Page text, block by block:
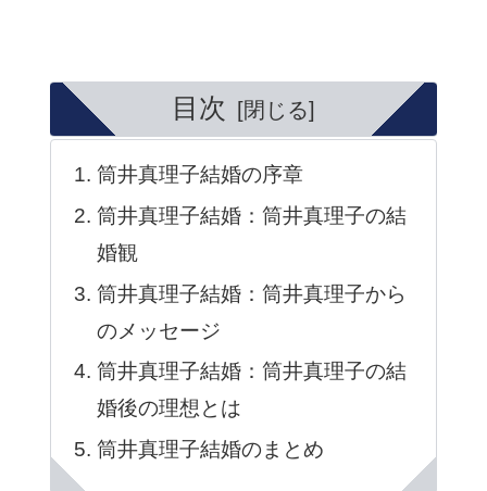
目次
筒井真理子結婚の序章
筒井真理子結婚：筒井真理子の結
婚観
筒井真理子結婚：筒井真理子から
のメッセージ
筒井真理子結婚：筒井真理子の結
婚後の理想とは
筒井真理子結婚のまとめ